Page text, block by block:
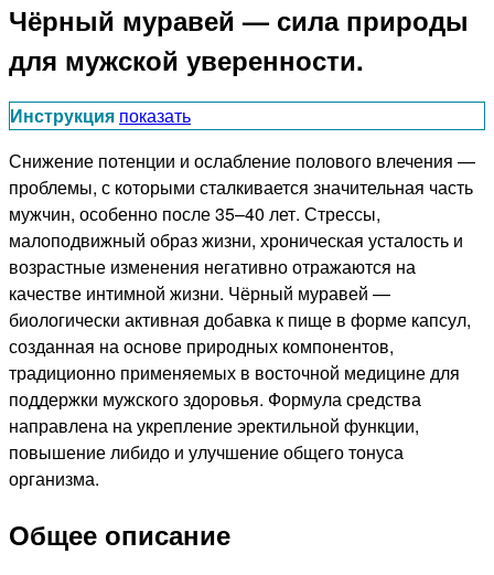
Чёрный муравей — сила природы
для мужской уверенности.
Инструкция показать
Снижение потенции и ослабление полового влечения —
проблемы, с которыми сталкивается значительная часть
мужчин, особенно после 35–40 лет. Стрессы,
малоподвижный образ жизни, хроническая усталость и
возрастные изменения негативно отражаются на
качестве интимной жизни. Чёрный муравей —
биологически активная добавка к пище в форме капсул,
созданная на основе природных компонентов,
традиционно применяемых в восточной медицине для
поддержки мужского здоровья. Формула средства
направлена на укрепление эректильной функции,
повышение либидо и улучшение общего тонуса
организма.
Общее описание